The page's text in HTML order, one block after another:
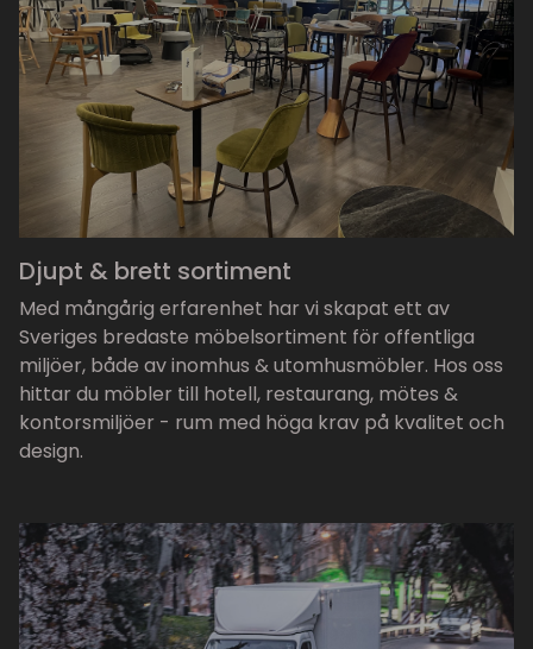
Djupt & brett sortiment
Med mångårig erfarenhet har vi skapat ett av
Sveriges bredaste möbelsortiment för offentliga
miljöer, både av inomhus & utomhusmöbler. Hos oss
hittar du möbler till hotell, restaurang, mötes &
kontorsmiljöer - rum med höga krav på kvalitet och
design.